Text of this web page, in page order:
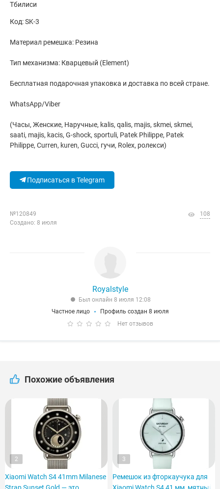
Тбилиси
Код: SK-3
Материал ремешка: Резина
Тип механизма: Кварцевый (Element)
Бесплатная подарочная упаковка и доставка по всей стране.
WhatsApp/Viber
(Часы, Женские, Наручные, kalis, qalis, majis, skmei, skmei,
saati, majis, kacis, G-shock, sportuli, Patek Philippe, Patek
Philippe, Curren, kuren, Gucci, гучи, Rolex, ролекси)
Подписаться в Telegram
№120849
Создано: 8 июля
108
Royalstyle
Был онлайн 8 июля 12:08
Частное лицо
Профиль создан 8 июля
Нет отзывов
Похожие объявления
2
Xiaomi Watch S4 41mm Milanese
3
Ремешок из фторкаучука для